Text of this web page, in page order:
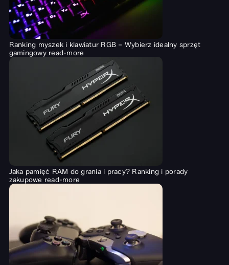
Ranking myszek i klawiatur RGB – Wybierz idealny sprzęt
gamingowy read-more
Jaka pamięć RAM do grania i pracy? Ranking i porady
zakupowe read-more